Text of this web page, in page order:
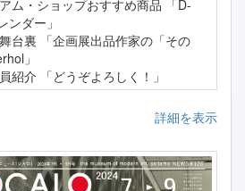
ム・ショップおすすめ商品 「D-
ンダー」
台裏 「企画展出品作家の「その
」
紹介 「どうぞよろしく！」
詳細を表示